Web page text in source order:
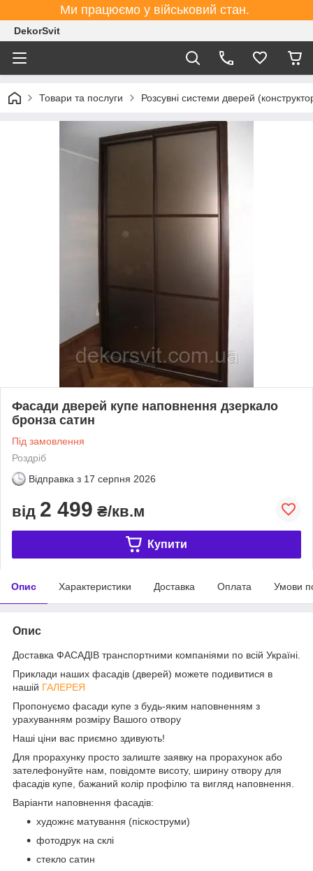
Ми працюємо у військовий стан.
DekorSvit
Товари та послуги Розсувні системи дверей
Фасади дверей купе наповнення дзеркало
бронза сатин
Під замовлення
Роздріб
Відправка з 17 серпня 2026
від 2 499 ₴/кв.м
Купити
Опис Характеристики Доставка Оплата Умови
Опис
Доставка ФАСАДІВ транспортними компаніями по всій Україні.
Приклади наших фасадів (дверей) можете подивитися в
нашій ГАЛЕРЕЯ
Пропонуємо фасади купе з будь-яким наповненням з
урахуванням розміру Вашого отвору
Наші ціни вас приємно здивують!
Для прорахунку просто залиште заявку на прорахунок або
зателефонуйте нам, повідомте висоту, ширину отвору для
фасадів купе, бажаний колір профілю та вигляд наповнення.
Варіанти наповнення фасадів:
художнє матування (піскоструми)
фотодрук на склі
стекло сатин